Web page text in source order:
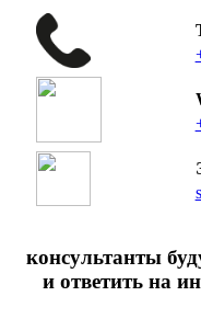
консультанты
и ответить на